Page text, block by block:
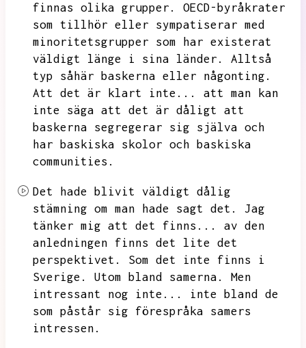
finnas olika grupper.
OECD-byråkrater
som tillhör eller sympatiserar med
minoritetsgrupper som har existerat
väldigt länge i sina länder.
Alltså
typ såhär baskerna eller någonting.
Att det är klart inte...
att man kan
inte säga att det är dåligt att
baskerna segregerar sig själva och
har baskiska skolor och baskiska
communities.
Det hade blivit väldigt dålig
stämning om man hade sagt det.
Jag
tänker mig att det finns...
av den
anledningen finns det lite det
perspektivet.
Som det inte finns i
Sverige.
Utom bland samerna.
Men
intressant nog inte...
inte bland de
som påstår sig förespråka samers
intressen.